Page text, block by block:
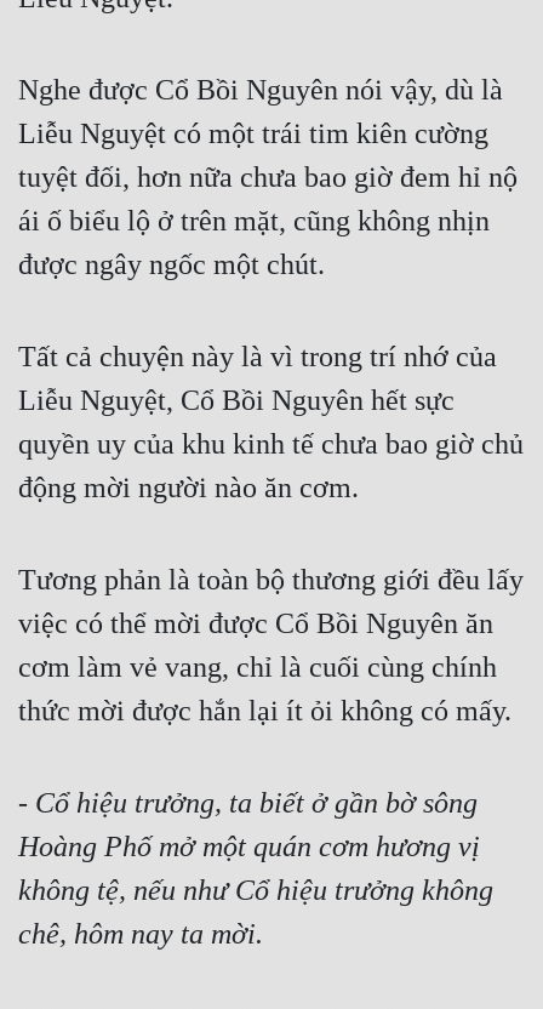
Nghe được Cổ Bồi Nguyên nói vậy, dù là
Liễu Nguyệt có một trái tim kiên cường
tuyệt đối, hơn nữa chưa bao giờ đem hỉ nộ
ái ố biểu lộ ở trên mặt, cũng không nhịn
được ngây ngốc một chút.
Tất cả chuyện này là vì trong trí nhớ của
Liễu Nguyệt, Cổ Bồi Nguyên hết sực
quyền uy của khu kinh tế chưa bao giờ chủ
động mời người nào ăn cơm.
Tương phản là toàn bộ thương giới đều lấy
việc có thể mời được Cổ Bồi Nguyên ăn
cơm làm vẻ vang, chỉ là cuối cùng chính
thức mời được hắn lại ít ỏi không có mấy.
- Cổ hiệu trưởng, ta biết ở gần bờ sông
Hoàng Phố mở một quán cơm hương vị
không tệ, nếu như Cổ hiệu trưởng không
chê, hôm nay ta mời.